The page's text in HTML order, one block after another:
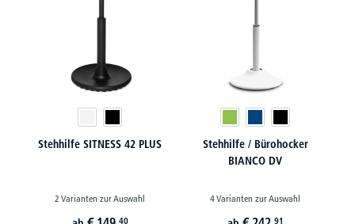
Stehhilfe SITNESS 42 PLUS
2 Varianten zur Auswahl
40
Stehhilfe / Bürohocker
BIANCO DV
4 Varianten zur Auswahl
91